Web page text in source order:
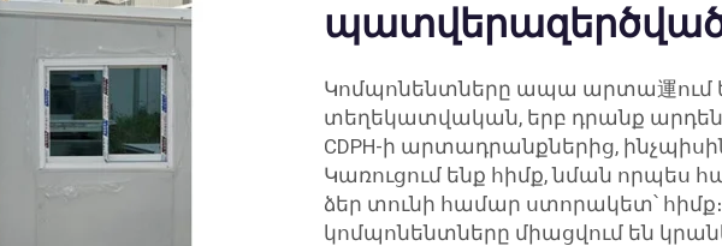
պատվերազերծված
Կոմպոնենտները ապա արտա運ում
տեղեկատվական, երբ դրանք արդեն
CDPH-ի արտադրանքներից,
Կառուցում ենք հիմք, նման որպես
ձեր տունի համար ստորակետ՝
կոմպոնենտները միացվում են